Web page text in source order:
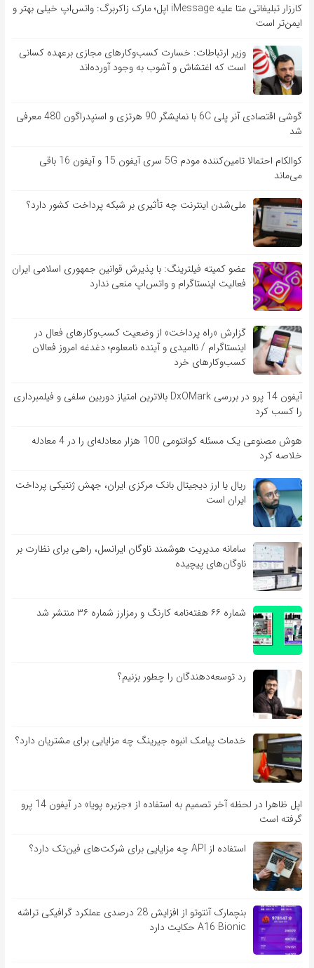
کارزار تبلیغاتی متا علیه iMessage اپل؛ مارک زاکربرگ: واتس‌اپ خیلی بهتر و
ایمن‌تر است
وزیر ارتباطات: خسارت کسب‌وکارهای مجازی برعهده کسانی
است که اغتشاش و آشوب به وجود آورده‌اند
گوشی اقتصادی آنر پلی 6C با نمایشگر 90 هرتزی و اسنپدراگون 480 معرفی
شد
کوالکام احتمالا تامین‌کننده مودم 5G سری آیفون 15 و آیفون 16 باقی
می‌ماند
ملی‌شدن اینترنت چه تأثیری بر شبکه پرداخت کشور دارد؟
عضو کمیته فیلترینگ: با پذیرش قوانین جمهوری اسلامی ایران
فعالیت اینستاگرام و واتس‌اپ منعی ندارد
گزارش «راه پرداخت» از وضعیت کسب‌وکارهای فعال در
اینستاگرام / ناامیدی و آینده نامعلوم؛ دغدغه امروز فعالان
کسب‌وکارهای خرد
آیفون 14 پرو در بررسی DxOMark بالاترین امتیاز دوربین سلفی و فیلمبرداری
را کسب کرد
هوش مصنوعی یک مسئله کوانتومی 100 هزار معادله‌‎ای را در 4 معادله
خلاصه کرد
ریال یا ارز دیجیتال بانک مرکزی ایران، جهش ژنتیکی پرداخت
ایران است
سامانه مدیریت هوشمند ناوگان ایرانسل، راهی برای نظارت بر
ناوگان‌های پیچیده
شماره ۶۶ هفته‌نامه کارنگ و رمزارز شماره ۳۶ منتشر شد
رد توسعه‌دهندگان را چطور بزنیم؟
خدمات پیامک انبوه جیرینگ چه مزایایی برای مشتریان دارد؟
اپل ظاهرا در لحظه آخر تصمیم به استفاده از «جزیره پویا» در آیفون 14 پرو
گرفته است
استفاده از API چه مزایایی برای شرکت‌های فین‌تک دارد؟
بنچمارک آنتوتو از افزایش 28 درصدی عملکرد گرافیکی تراشه
A16 Bionic حکایت دارد